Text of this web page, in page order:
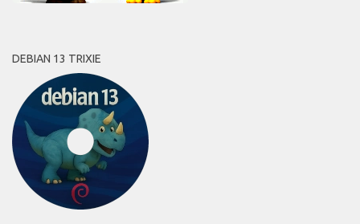
DEBIAN 13 TRIXIE